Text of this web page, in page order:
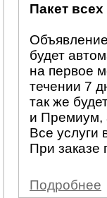
Пакет
будет
на первое
течении 7
так же
и Премиум,
Все услуги
При заказе
Подробнее